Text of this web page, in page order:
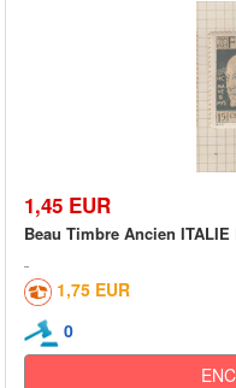
1,45 EUR
Beau Timbre Ancien ITALIE
1,75 EUR
0